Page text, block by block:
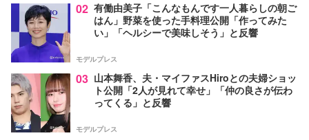
02 有働由美子「こんなもんです一人暮らしの朝ご
はん」野菜を使った手料理公開「作ってみた
い」「ヘルシーで美味しそう」と反響
モデルプレス
03 山本舞香、夫・マイファスHiroとの夫婦ショッ
ト公開「2人が見れて幸せ」「仲の良さが伝わ
ってくる」と反響
モデルプレス